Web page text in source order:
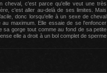
cheval, c'est parce qu'elle veut une très
c'est aller au-delà de ses limites. Mais
donc lorsqu'elle à un sexe de cheval
maximum. Elle essaie de se l'enfoncer
sa gorge tout comme au fond de sa petite
elle a droit à un bol complet de sperme